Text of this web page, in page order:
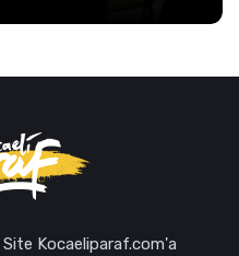
Site Kocaeliparaf.com'a